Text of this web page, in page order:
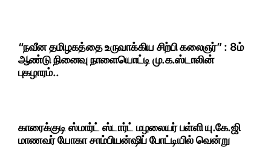
“நவீன தமிழகத்தை உருவாக்கிய சிற்பி கலைஞர்” : 8ம்
ஆண்டு நினைவு நாளையொட்டி மு.க.ஸ்டாலின்
புகழாரம்..
காரைக்குடி ஸ்மார்ட் ஸ்டார்ட் மழலையர் பள்ளி யு.கே.ஜி
மாணவர் யோகா சாம்பியன்ஷிப் போட்டியில் வென்று